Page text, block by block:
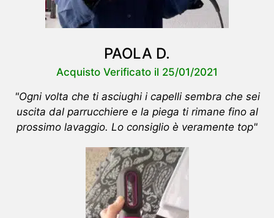
PAOLA D.
Acquisto Verificato il 25/01/2021
"Ogni volta che ti asciughi i capelli sembra che sei
uscita dal parrucchiere e la piega ti rimane fino al
prossimo lavaggio. Lo consiglio è veramente top"